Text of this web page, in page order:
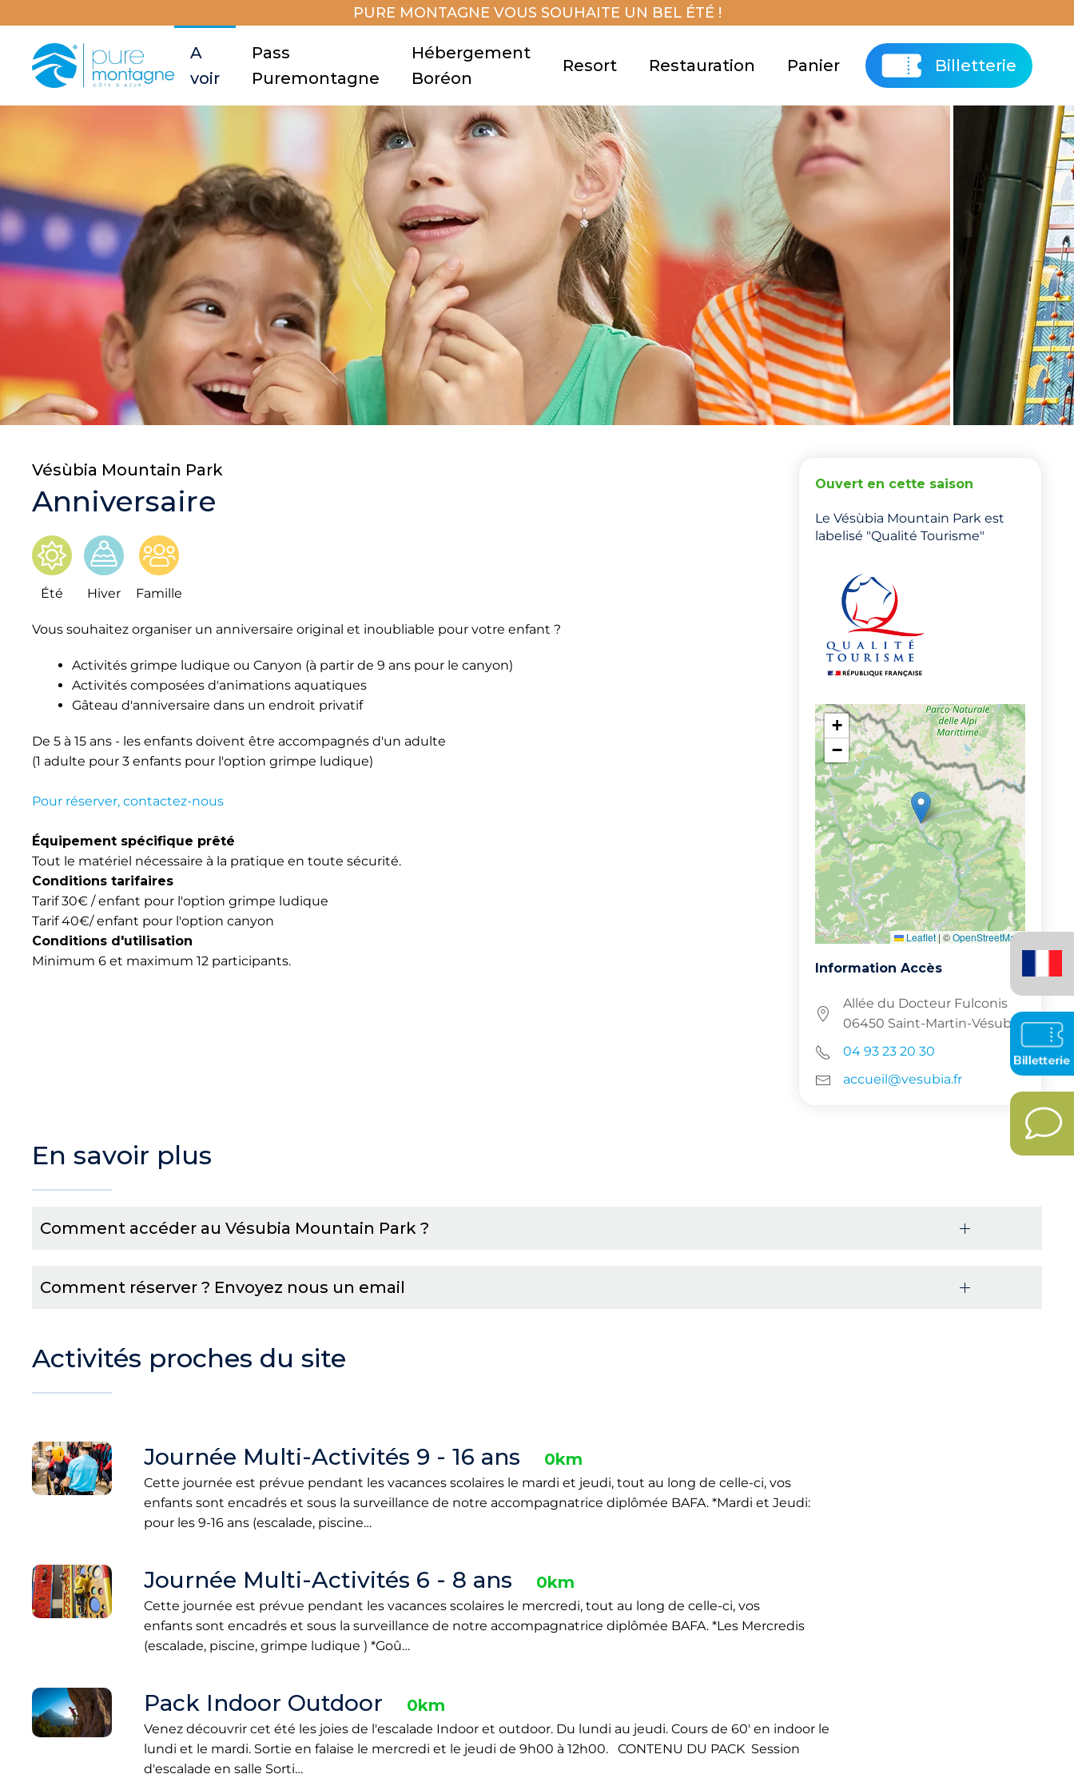
PURE MONTAGNE VOUS SOUHAITE UN BEL ÉTÉ !
A
voir
Pass
Puremontagne
Hébergement
Boréon
Resort Restauration Panier Billetterie
Vésùbia Mountain Park
Anniversaire
Été Hiver Famille
Vous souhaitez organiser un anniversaire original et inoubliable pour votre enfant ?
Activités grimpe ludique ou Canyon (à partir de 9 ans pour le canyon)
Activités composées d'animations aquatiques
Gâteau d'anniversaire dans un endroit privatif
De 5 à 15 ans - les enfants doivent être accompagnés d'un adulte
(1 adulte pour 3 enfants pour l'option grimpe ludique)
Pour réserver, contactez-nous
Équipement spécifique prêté
Tout le matériel nécessaire à la pratique en toute sécurité.
Conditions tarifaires
Tarif 30€ / enfant pour l'option grimpe ludique
Tarif 40€/ enfant pour l'option canyon
Conditions d'utilisation
Minimum 6 et maximum 12 participants.
Ouvert en cette saison
Le Vésùbia Mountain Park est
labelisé "Qualité Tourisme"
+
−
Leaflet | ©OpenStreetMap
Information Accès
Allée du Docteur Fulconis
06450 Saint-Martin-Vésubie
04 93 23 20 30
accueil@vesubia.fr
En savoir plus
Comment accéder au Vésubia Mountain Park ?
Comment réserver ? Envoyez nous un email
Activités proches du site
Journée Multi-Activités 9 - 16 ans 0km
Cette journée est prévue pendant les vacances scolaires le mardi et jeudi, tout au long de celle-ci, vos
enfants sont encadrés et sous la surveillance de notre accompagnatrice diplômée BAFA. *Mardi et Jeudi:
pour les 9-16 ans (escalade, piscine…
Journée Multi-Activités 6 - 8 ans 0km
Cette journée est prévue pendant les vacances scolaires le mercredi, tout au long de celle-ci, vos
enfants sont encadrés et sous la surveillance de notre accompagnatrice diplômée BAFA. *Les Mercredis
(escalade, piscine, grimpe ludique ) *Goû…
Pack Indoor Outdoor 0km
Venez découvrir cet été les joies de l'escalade Indoor et outdoor. Du lundi au jeudi. Cours de 60' en indoor le
lundi et le mardi. Sortie en falaise le mercredi et le jeudi de 9h00 à 12h00. CONTENU DU PACK Session
d'escalade en salle Sorti…